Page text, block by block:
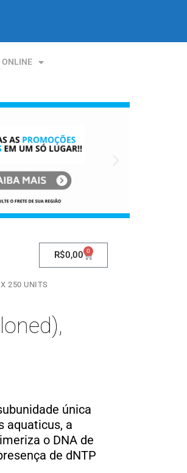
ONLINE
R$0,00 0
250 UNITS
única
aquaticus, a
o DNA de
de dNTP